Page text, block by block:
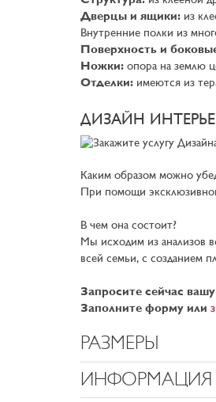
Дверцы и ящики: из
Внутренние полки из
Поверхность и
Ножки: опора на землю
Отделки: имеются из
ДИЗАЙН
Каким образом можно
При помощи
В чем она состоит?
Мы исходим из анализов
всей семьи, с созданием
Запросите сейчас
Заполните форму или
РАЗМЕРЫ
ИНФОРМАЦИЯ